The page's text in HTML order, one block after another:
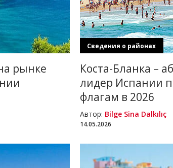
рынке
Сведения о районах
Коста-Бланка –
лидер Испании
флагам в 2026
Автор: Bilge Sina Dalkılıç
14.05.2026